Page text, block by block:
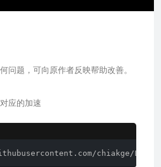
问题，可向原作者反映帮助改善。
应的加速
chiakge/